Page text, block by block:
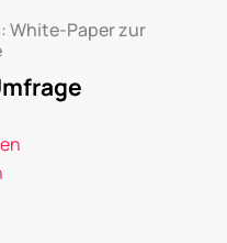
White-Paper zur